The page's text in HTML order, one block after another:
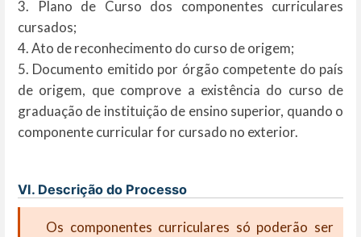
3. Plano de Curso dos componentes curriculares
cursados;
4. Ato de reconhecimento do curso de origem;
5. Documento emitido por órgão competente do país
de origem, que comprove a existência do curso de
graduação de instituição de ensino superior, quando o
componente curricular for cursado no exterior.
VI. Descrição do Processo
Os componentes curriculares só poderão ser